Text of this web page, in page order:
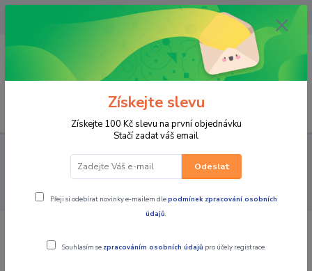
OPAVA 733537099/HLUČÍN
734541648/OLOMOUC 734593593
0,00 CZK
PRO STROJE MOTO PŘÍSLUŠENSTVÍ
KUFRY / BRAŠNY /
MONTÁŽNÍ SADY / TANKVAKY / VAKY
KUFRY TOP CASE, BRAŠNY
NA MÍSTO SPOLUJEZDCE, OPĚRKY
Kufr hliníkový DB TopCase 22L
černý + plotna + síťka na zavazadla zdarma
Kufr hliníkový DB TopCase 22L černý +
Získejte slevu
Získejte 100 Kč slevu na první objednávku
Stačí zadat váš email
Odeslat
Přeji si odebírat novinky e-mailem dlepodmínek zpracování osobních
údajů.
Souhlasím se zpracováním osobních údajů pro účely registrace.